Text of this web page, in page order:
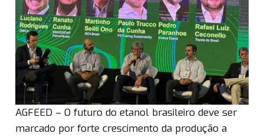
AGFEED – O futuro do etanol brasileiro deve ser
marcado por forte crescimento da produção a